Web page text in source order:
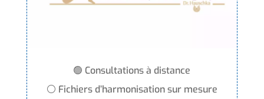
🟢 Consultations à distance
⚪ Fichiers d’harmonisation sur mesure